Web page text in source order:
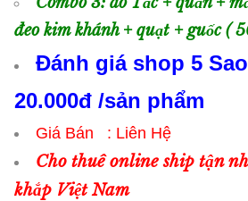
đeo kim khánh + quạt + guốc (
Đánh giá shop 5
20.000đ /sản phẩm
Giá Bán : Liên Hệ
Cho thuê online ship tận
khắp Việt Nam